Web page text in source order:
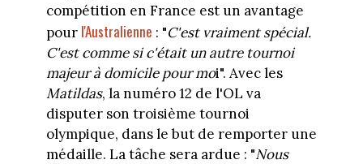
compétition en France est un avantage
pour l'Australienne : "C'est vraiment spécial.
C'est comme si c'était un autre tournoi
majeur à domicile pour moi". Avec les
Matildas, la numéro 12 de l'OL va
disputer son troisième tournoi
olympique, dans le but de remporter une
médaille. La tâche sera ardue : "Nous